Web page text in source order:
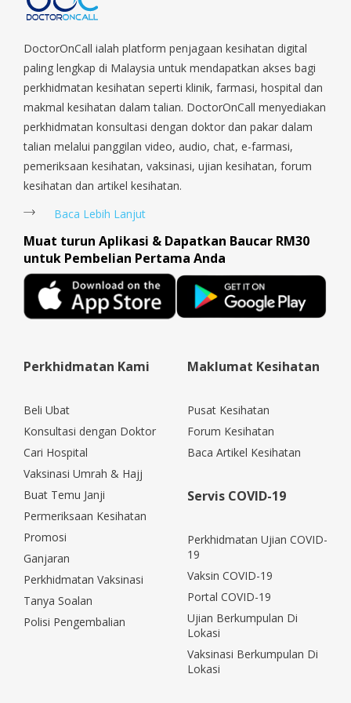
Orchard, Pasir Ris, Punggol, Potong Pasir, Paya Lebar,
Sengkang, Serangoon, Serangoon Rd, Seletar, Tampines, Toa
Payoh, Tanjong Pagar, Telok Blangah, Tanglin, Thomson, Tuas,
Tengah, Upper East Coast, Upper Bukit Timah, Upper Thomson,
Woodlands, West Coast, Yishun, Yio Chu Kang.
DoctorOnCall ialah platform penjagaan kesihatan digital
paling lengkap di Malaysia untuk mendapatkan akses bagi
perkhidmatan kesihatan seperti klinik, farmasi, hospital dan
makmal kesihatan dalam talian. DoctorOnCall menyediakan
perkhidmatan konsultasi dengan doktor dan pakar dalam
talian melalui panggilan video, audio, chat, e-farmasi,
pemeriksaan kesihatan, vaksinasi, ujian kesihatan, forum
kesihatan dan artikel kesihatan.
Baca Lebih Lanjut
Muat turun Aplikasi & Dapatkan Baucar RM30
untuk Pembelian Pertama Anda
Perkhidmatan Kami
Beli Ubat
Konsultasi dengan Doktor
Cari Hospital
Vaksinasi Umrah & Hajj
Buat Temu Janji
Permeriksaan Kesihatan
Promosi
Ganjaran
Perkhidmatan Vaksinasi
Tanya Soalan
Polisi Pengembalian
Maklumat Kesihatan
Pusat Kesihatan
Forum Kesihatan
Baca Artikel Kesihatan
Servis COVID-19
Perkhidmatan Ujian COVID-
19
Vaksin COVID-19
Portal COVID-19
Ujian Berkumpulan Di
Lokasi
Vaksinasi Berkumpulan Di
Lokasi